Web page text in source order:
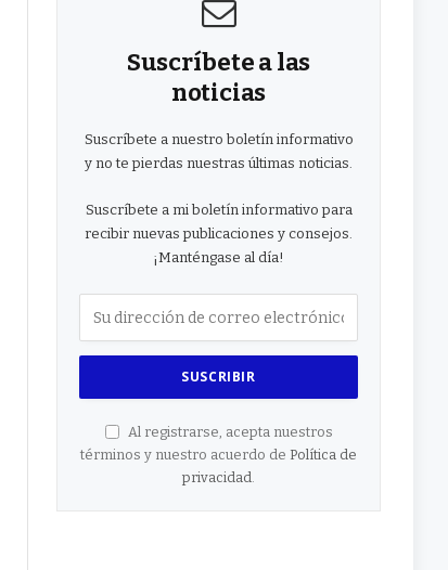
Suscríbete a las
noticias
Suscríbete a nuestro boletín informativo
y no te pierdas nuestras últimas noticias.
Suscríbete a mi boletín informativo para
recibir nuevas publicaciones y consejos.
¡Manténgase al día!
Al registrarse, acepta nuestros
términos y nuestro acuerdo de Política de
privacidad.